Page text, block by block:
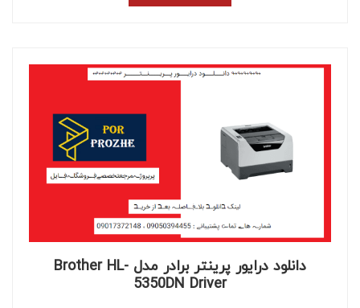
دانلود درایور پرینتر برادر مدل Brother HL-
5350DN Driver